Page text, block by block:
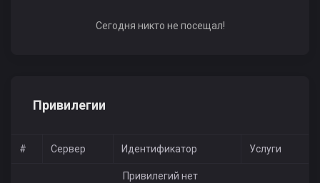
Сегодня никто не посещал!
Привилегии
# Сервер Идентификатор Услуги
Привилегий нет